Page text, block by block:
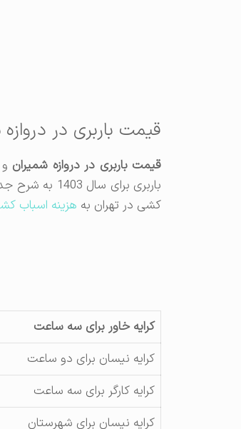
قیمت باربری در
قیمت باربری در دروازه شمیران
باربری
کشی در تهران به هزینه اسباب
کرایه خاور برای سه ساعت
کرایه نیسان برای دو ساعت
کرایه کارگر برای سه ساعت
کرایه نیسان برای شهرستان